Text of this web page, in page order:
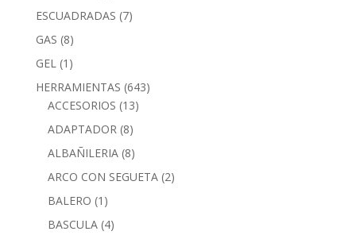
ESCUADRADAS (7)
GAS (8)
GEL (1)
HERRAMIENTAS (643)
ACCESORIOS (13)
ADAPTADOR (8)
ALBAÑILERIA (8)
ARCO CON SEGUETA (2)
BALERO (1)
BASCULA (4)